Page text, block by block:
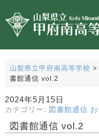
山梨県立甲府南高等学校 >
書館通信 vol.2
2024年5月15日
カテゴリー: 図書館通信
図書館通信 vol.2